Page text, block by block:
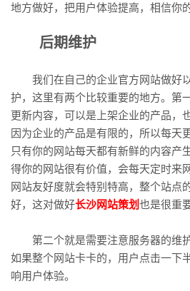
地方做好，把用户体验提高，相信你
后期维护
我们在自己的企业官方网站做好
护，这里有两个比较重要的地方。第
更新内容，可以是上架企业的产品，
因为企业的产品是有限的，所以每天
只有你的网站每天都有新鲜的内容产
得你的网站很有价值，会每天定时来
网站友好度就会特别特高，整个站点
好，这对做好长沙网站策划也是很重
第二个就是需要注意服务器的维护
如果整个网站卡卡的，用户点击一下
响用户体验。